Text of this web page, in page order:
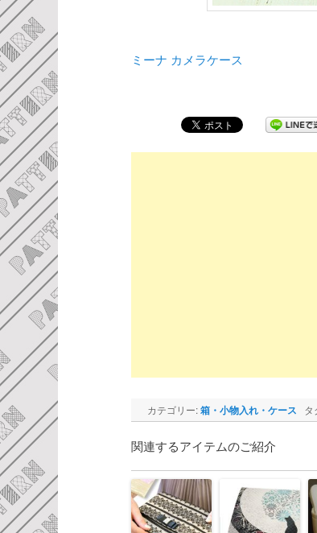
ミーナ カメラケース
カテゴリー:箱・小物入れ・ケース タ
関連するアイテムのご紹介